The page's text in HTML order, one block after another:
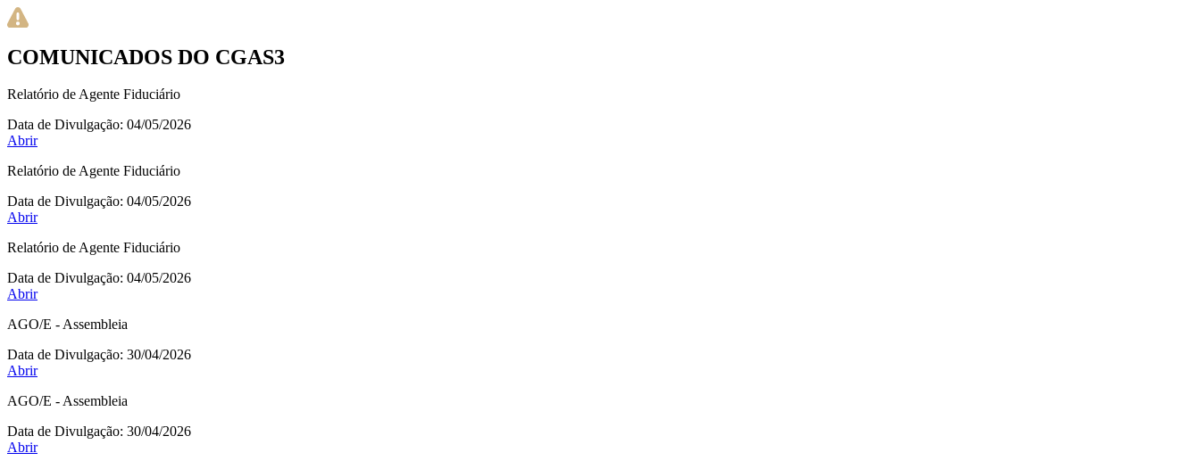
COMUNICADOS DO CGAS3
Relatório de Agente Fiduciário
Data de Divulgação: 04/05/2026
Abrir
Relatório de Agente Fiduciário
Data de Divulgação: 04/05/2026
Abrir
Relatório de Agente Fiduciário
Data de Divulgação: 04/05/2026
Abrir
AGO/E - Assembleia
Data de Divulgação: 30/04/2026
Abrir
AGO/E - Assembleia
Data de Divulgação: 30/04/2026
Abrir